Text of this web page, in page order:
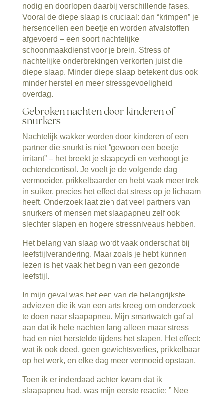
nodig en doorlopen daarbij verschillende fases.
Vooral de diepe slaap is cruciaal: dan “krimpen” je
hersencellen een beetje en worden afvalstoffen
afgevoerd – een soort nachtelijke
schoonmaakdienst voor je brein. Stress of
nachtelijke onderbrekingen verkorten juist die
diepe slaap. Minder diepe slaap betekent dus ook
minder herstel en meer stressgevoeligheid
overdag.
Gebroken nachten door kinderen of
snurkers
Nachtelijk wakker worden door kinderen of een
partner die snurkt is niet “gewoon een beetje
irritant” – het breekt je slaapcycli en verhoogt je
ochtendcortisol. Je voelt je de volgende dag
vermoeider, prikkelbaarder en hebt vaak meer trek
in suiker, precies het effect dat stress op je lichaam
heeft. Onderzoek laat zien dat veel partners van
snurkers of mensen met slaapapneu zelf ook
slechter slapen en hogere stressniveaus hebben.
Het belang van slaap wordt vaak onderschat bij
leefstijlverandering. Maar zoals je hebt kunnen
lezen is het vaak het begin van een gezonde
leefstijl.
In mijn geval was het een van de belangrijkste
adviezen die ik van een arts kreeg om onderzoek
te doen naar slaapapneu. Mijn smartwatch gaf al
aan dat ik hele nachten lang alleen maar stress
had en niet herstelde tijdens het slapen. Het effect:
wat ik ook deed, geen gewichtsverlies, prikkelbaar
op het werk, en elke dag meer vermoeid opstaan.
Toen ik er inderdaad achter kwam dat ik
slaapapneu had, was mijn eerste reactie: ” Nee